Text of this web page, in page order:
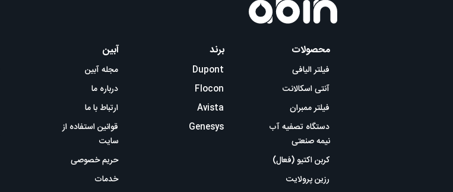
محصولات
فیلتر الیافی
آنتی اسکالانت
فیلتر ممبران
دستگاه تصفیه آب
نیمه صنعتی
کربن اکتیو (فعال)
رزین پرولایت
برند
Dupont
Flocon
Avista
Genesys
آبین
مجله آبین
درباره ما
ارتباط با ما
قوانین استفاده از
سایت
حریم خصوصی
خدمات